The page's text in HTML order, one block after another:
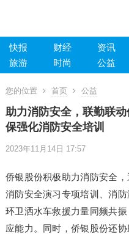
快报 财经 资讯
旅游
时尚 公益
您的位置 首页 公益
助力消防安全，联勤联
保强化消防安全培训
2023年11月14日 17:57
侨银股份积极助力消防安全
消防安全演习专项培训、消
环卫洒水车救援力量同频共
应能力。同时，侨银股份还